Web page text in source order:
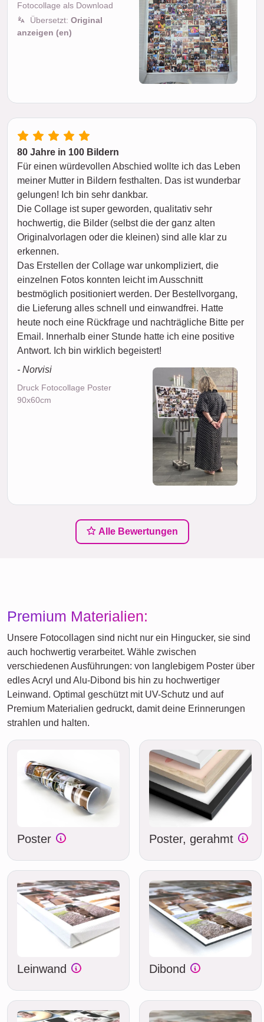
Fotocollage als Download
Übersetzt: Original
anzeigen (en)
80 Jahre in 100 Bildern
Für einen würdevollen Abschied wollte ich das Leben
meiner Mutter in Bildern festhalten. Das ist wunderbar
gelungen! Ich bin sehr dankbar.
Die Collage ist super geworden, qualitativ sehr
hochwertig, die Bilder (selbst die der ganz alten
Originalvorlagen oder die kleinen) sind alle klar zu
erkennen.
Das Erstellen der Collage war unkompliziert, die
einzelnen Fotos konnten leicht im Ausschnitt
bestmöglich positioniert werden. Der Bestellvorgang,
die Lieferung alles schnell und einwandfrei. Hatte
heute noch eine Rückfrage und nachträgliche Bitte per
Email. Innerhalb einer Stunde hatte ich eine positive
Antwort. Ich bin wirklich begeistert!
- Norvisi
Druck Fotocollage Poster
90x60cm
Alle Bewertungen
Premium Materialien:
Unsere Fotocollagen sind nicht nur ein Hingucker, sie sind
auch hochwertig verarbeitet. Wähle zwischen
verschiedenen Ausführungen: von langlebigem Poster über
edles Acryl und Alu-Dibond bis hin zu hochwertiger
Leinwand. Optimal geschützt mit UV-Schutz und auf
Premium Materialien gedruckt, damit deine Erinnerungen
strahlen und halten.
Poster Poster, gerahmt
Leinwand Dibond